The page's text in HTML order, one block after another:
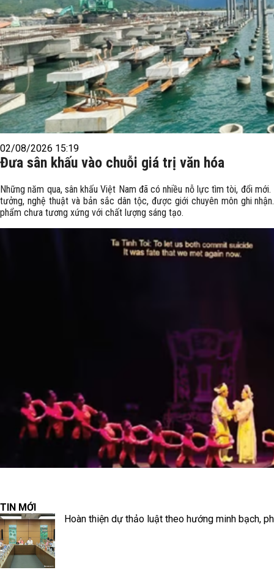
02/08/2026 15:19
Đưa sân khấu vào chuỗi giá trị văn hóa
Những năm qua, sân khấu Việt Nam đã có nhiều nỗ lực tìm tòi, đổi
tưởng, nghệ thuật và bản sắc dân tộc, được giới chuyên môn ghi
phẩm chưa tương xứng với chất lượng sáng tạo.
TIN MỚI
Hoàn thiện dự thảo luật theo hướng minh bạch,